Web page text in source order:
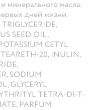
минерального масла.
дней жизни.
SEED OIL,
CETYL
20, INULIN,
SODIUM
GLYCERYL
TETRA-DI-T-
PARFUM